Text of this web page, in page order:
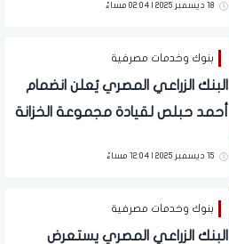
ضمن تحالف مصرفي من 10 بنوك
18 ديسمبر 2025 | 02:04 مساءً
بنوك وخدمات مصرفية
البنك الزراعي المصري يُعلن انضمام
أحمد حبلص لقيادة مجموعة الخزانة
15 ديسمبر 2025 | 12:04 مساءً
بنوك وخدمات مصرفية
البنك الزراعي المصري يستعرض